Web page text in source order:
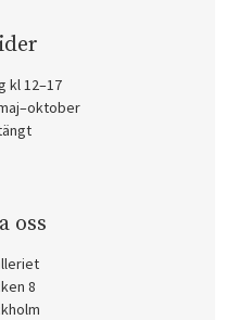
kl 12–17
oss
8